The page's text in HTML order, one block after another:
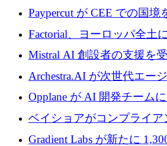
商用化のためにシリーズ A
ーロを調達
Paypercut が CEE での国境
拡大するために 500 万ユ
Factorial、ヨーロッパ全土
億ドルの評価額で1億5,000
Mistral AI 創設者の支援を
がエンジニアリング向け
600 万ユーロのプレシード
Archestra.AI が次世代エー
ースを実現するために
Opplane が AI 開発チーム
たらすために 450 万ユーロ
ベイショアがコンプライア
ド化するために800万ドル
Gradient Labs が新たに